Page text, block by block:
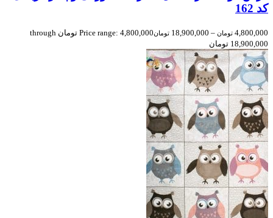
کد 162
4,800,000 تومان –
18,900,000 تومان
Price range: 4,800,000 تومان through
18,900,000 تومان